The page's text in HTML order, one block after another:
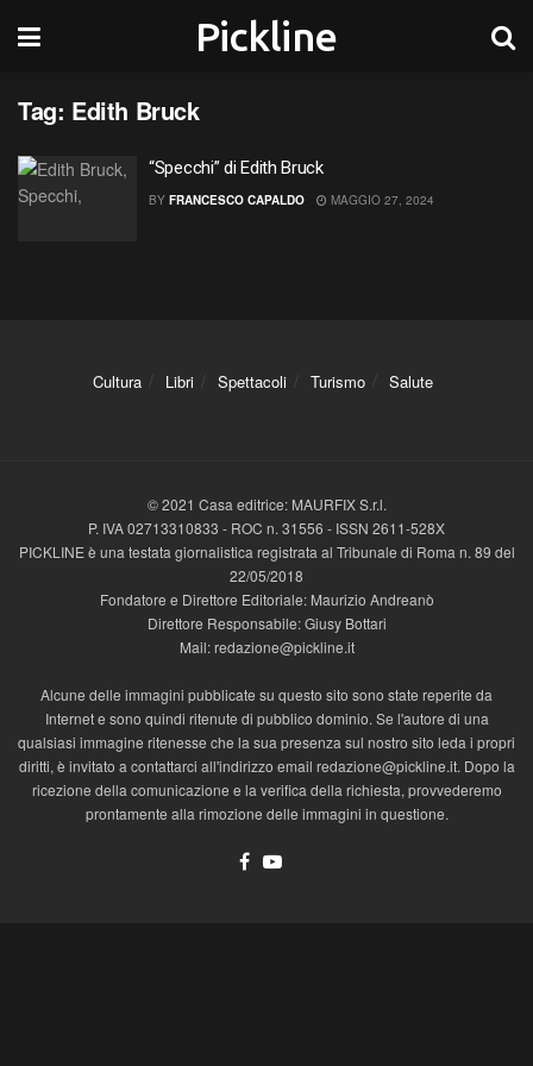
Pickline
Tag: Edith Bruck
“Specchi” di Edith Bruck
BY FRANCESCO CAPALDO MAGGIO 27, 2024
Cultura Libri Spettacoli Turismo Salute
© 2021 Casa editrice: MAURFIX S.r.l.
P. IVA 02713310833 - ROC n. 31556 - ISSN 2611-528X
PICKLINE è una testata giornalistica registrata al Tribunale di Roma n. 89 del
22/05/2018
Fondatore e Direttore Editoriale: Maurizio Andreanò
Direttore Responsabile: Giusy Bottari
Mail: redazione@pickline.it
Alcune delle immagini pubblicate su questo sito sono state reperite da
Internet e sono quindi ritenute di pubblico dominio. Se l'autore di una
qualsiasi immagine ritenesse che la sua presenza sul nostro sito leda i propri
diritti, è invitato a contattarci all'indirizzo email redazione@pickline.it. Dopo la
ricezione della comunicazione e la verifica della richiesta, provvederemo
prontamente alla rimozione delle immagini in questione.